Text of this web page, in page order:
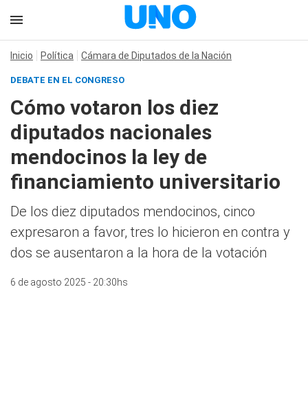
Inicio Política Cámara de Diputados de la Nación
DEBATE EN EL CONGRESO
Cómo votaron los diez
diputados nacionales
mendocinos la ley de
financiamiento universitario
De los diez diputados mendocinos, cinco
expresaron a favor, tres lo hicieron en contra y
dos se ausentaron a la hora de la votación
6 de agosto 2025 - 20:30hs